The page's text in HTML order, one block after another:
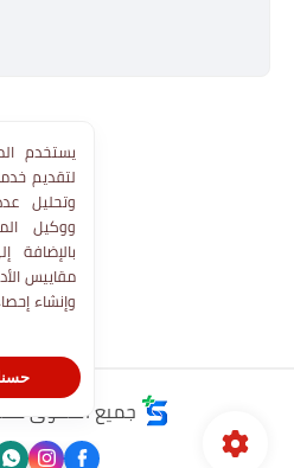
جميع الحقوق
يستخدم
وتحليل
مقاييس
وإنشاء